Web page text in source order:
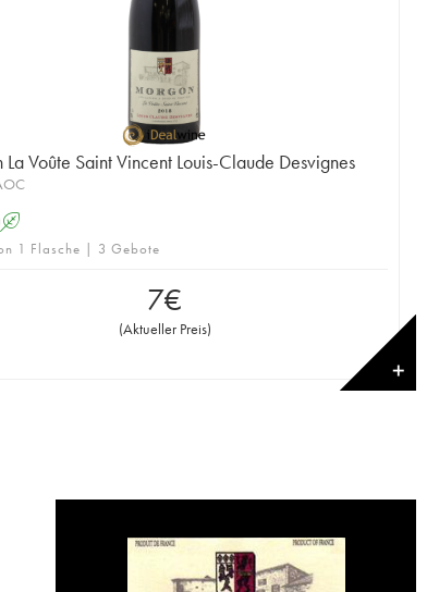
Voûte Saint Vincent Louis-Claude Desvignes
A
1 Flasche | 3 Gebote
7€
(Aktueller Preis)
✕